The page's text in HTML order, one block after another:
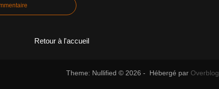
Retour à l'accueil
Theme: Nullified © 2026 - Hébergé par Overblog